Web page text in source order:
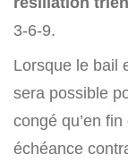
3-6-9.
Lorsque le bail
sera possible
congé qu’en
échéance